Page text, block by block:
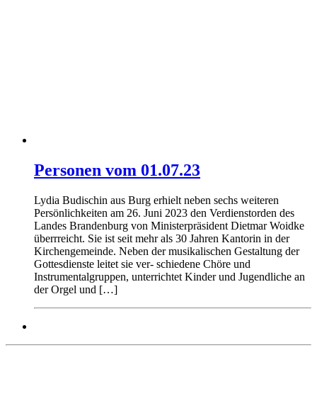
Personen vom 01.07.23
Lydia Budischin aus Burg erhielt neben sechs weiteren
Persönlichkeiten am 26. Juni 2023 den Verdienstorden des
Landes Brandenburg von Ministerpräsident Dietmar Woidke
überrreicht. Sie ist seit mehr als 30 Jahren Kantorin in der
Kirchengemeinde. Neben der musikalischen Gestaltung der
Gottesdienste leitet sie ver- schiedene Chöre und
Instrumentalgruppen, unterrichtet Kinder und Jugendliche an
der Orgel und […]